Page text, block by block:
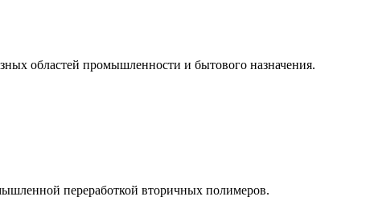
областей промышленности и бытового назначения.
переработкой вторичных полимеров.